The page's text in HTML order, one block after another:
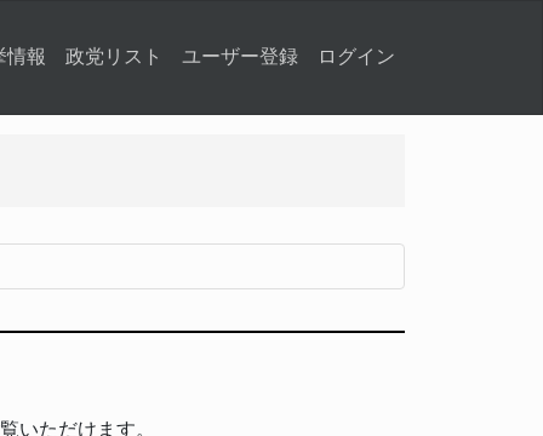
情報 政党リスト ユーザー登録 ログイン
いただけます。